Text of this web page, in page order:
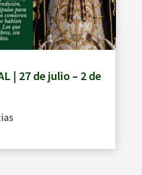
| 27 de julio – 2 de